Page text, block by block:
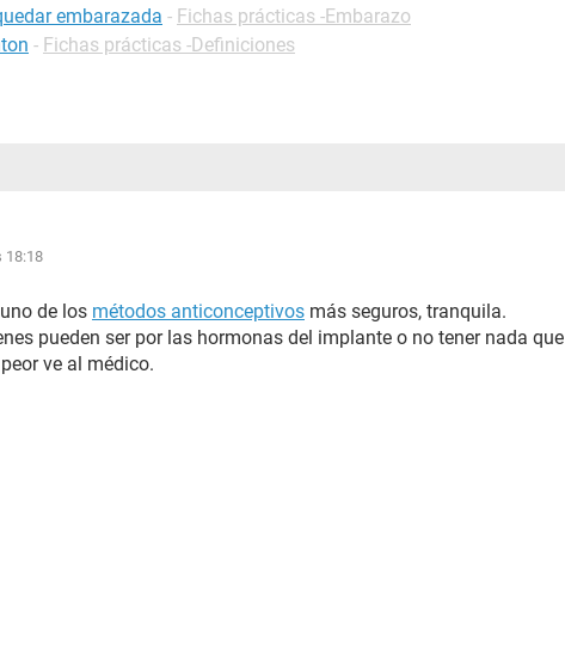
embarazada - Fichas prácticas -Embarazo
- Fichas prácticas -Definiciones
18:18
de los métodos anticonceptivos más seguros, tranquila.
pueden ser por las hormonas del implante o no tener nada que
ve al médico.